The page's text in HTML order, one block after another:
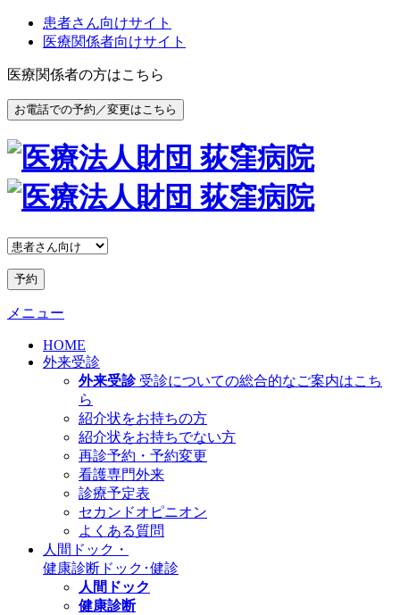
患者さん向けサイト
医療関係者向けサイト
医療関係者の方はこちら
お電話での予約／変更はこちら
予約
メニュー
HOME
外来受診
外来受診 受診についての総合的なご案内はこち
ら
紹介状をお持ちの方
紹介状をお持ちでない方
再診予約・予約変更
看護専門外来
診療予定表
セカンドオピニオン
よくある質問
人間ドック・
健康診断 ドック･健診
人間ドック
健康診断